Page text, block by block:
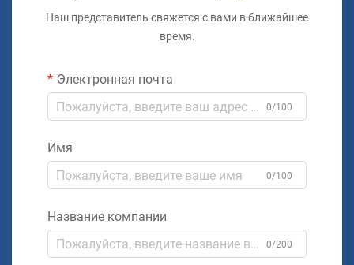
Наш представитель свяжется с вами в ближайшее
время.
Электронная почта
0/100
Имя
0/100
Название компании
0/200